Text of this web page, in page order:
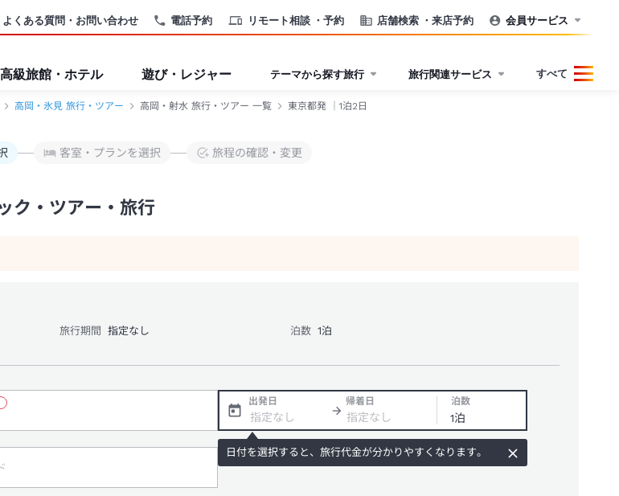
電話予約 リモート相談 ・予約 店舗検索 ・来店予約
よくある質問・お問い合わせ 会員サービス
高級旅館・ホテル 遊び・レジャー テーマから探す旅行 旅行関連サービス すべて
高岡・氷見 旅行・ツアー 高岡・射水 旅行・ツアー 一覧 東京都発 ｜1泊2日
客室・プランを選択 旅程の確認・変更
ク・ツアー・旅行
旅行期間 指定なし 泊数 1泊
出発日 帰着日 泊数
日付を選択すると、旅行代金が分かりやすくなります。